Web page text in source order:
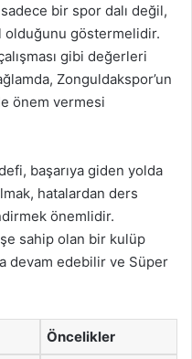
bir spor dalı değil,
olduğunu göstermelidir.
gibi değerleri
Zonguldakspor’un
önem vermesi
başarıya giden yolda
hatalardan ders
önemlidir.
sahip olan bir kulüp
devam edebilir ve Süper
Öncelikler